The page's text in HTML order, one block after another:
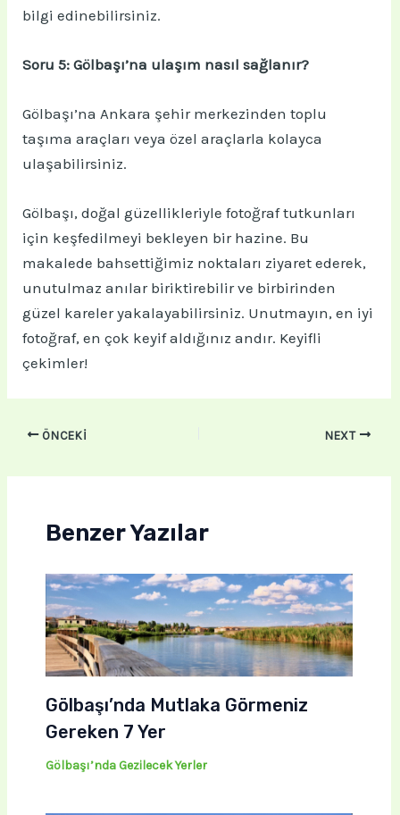
bilgi edinebilirsiniz.
Soru 5: Gölbaşı’na ulaşım nasıl sağlanır?
Gölbaşı’na Ankara şehir merkezinden toplu
taşıma araçları veya özel araçlarla kolayca
ulaşabilirsiniz.
Gölbaşı, doğal güzellikleriyle fotoğraf tutkunları
için keşfedilmeyi bekleyen bir hazine. Bu
makalede bahsettiğimiz noktaları ziyaret ederek,
unutulmaz anılar biriktirebilir ve birbirinden
güzel kareler yakalayabilirsiniz. Unutmayın, en iyi
fotoğraf, en çok keyif aldığınız andır. Keyifli
çekimler!
ÖNCEKI NEXT
Benzer Yazılar
Gölbaşı’nda Mutlaka Görmeniz
Gereken 7 Yer
Gölbaşı’nda Gezilecek Yerler